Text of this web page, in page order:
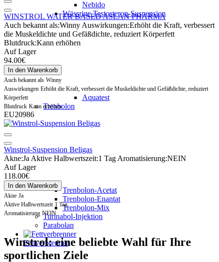
Nebido
Wässrige Testosteron-Suspension
Aquatest
Trenbolon
Trenbolon-Acetat
Trenbolon-Enantat
Trenbolon-Mix
Turinabol-Injektion
Parabolan
Fettverbrenner
WINSTROL WATER BASED ASLAN PHARMA
Auch bekannt als:Winny Auswirkungen:Erhöht die Kraft, verbessert
die Muskeldichte und Gefäßdichte, reduziert Körperfett
Blutdruck:Kann erhöhen
Auf Lager
94.00€
In den Warenkorb
Auch bekannt als Winny
Auswirkungen Erhöht die Kraft, verbessert die Muskeldichte und Gefäßdichte, reduziert
Körperfett
Blutdruck Kann erhöhen
EU20986
Winstrol-Suspension Beligas
Akne:Ja Aktive Halbwertszeit:1 Tag Aromatisierung:NEIN
Auf Lager
118.00€
In den Warenkorb
Akne Ja
Aktive Halbwertszeit 1 Tag
Aromatisierung NEIN
Winstrol: eine beliebte Wahl für Ihre
sportlichen Ziele